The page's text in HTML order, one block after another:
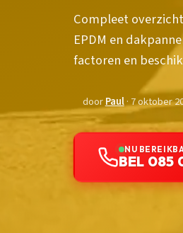
Compleet
EPDM en
factoren en
doorPaul· 7 oktober
NU
BEL 085